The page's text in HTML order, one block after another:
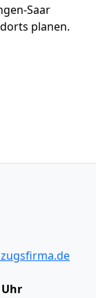
Saar
planen.
Uhr